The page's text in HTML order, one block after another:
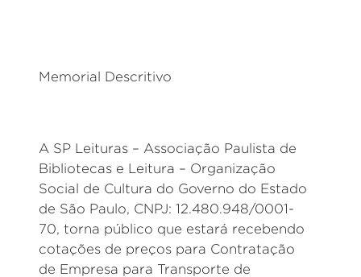
Memorial Descritivo
A SP Leituras – Associação Paulista de
Bibliotecas e Leitura – Organização
Social de Cultura do Governo do Estado
de São Paulo, CNPJ: 12.480.948/0001-
70, torna público que estará recebendo
cotações de preços para Contratação
de Empresa para Transporte de